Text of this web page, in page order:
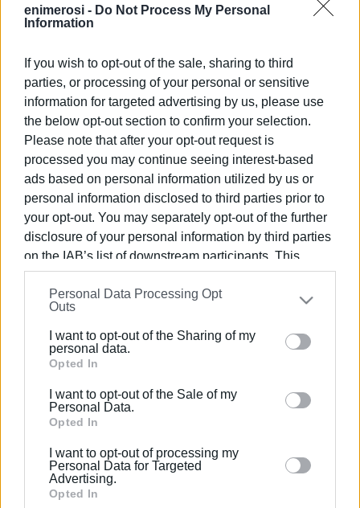
enimerosi - Do Not Process My Personal
Information
If you wish to opt-out of the sale, sharing to third
parties, or processing of your personal or sensitive
information for targeted advertising by us, please use
the below opt-out section to confirm your selection.
Please note that after your opt-out request is
processed you may continue seeing interest-based
ads based on personal information utilized by us or
personal information disclosed to third parties prior to
your opt-out. You may separately opt-out of the further
disclosure of your personal information by third parties
on the IAB’s list of downstream participants. This
information may also be disclosed by us to third parties
on theIAB’s List of Downstream Participants
that may
further disclose it to other third parties.
Please note that this website/app uses one or more
Google services and may gather and store information
behaviour. You may click to grant or deny consent to
Google and its third-party tags to use your data for
section.
Personal Data Processing Opt
Outs
I want to opt-out of the Sharing of my
personal data.
Opted In
I want to opt-out of the Sale of my
Personal Data.
Opted In
I want to opt-out of processing my
Personal Data for Targeted
Advertising.
Opted In
30 ΜΑΡΤΊΟΥ 2024/15:14
Ο ιστορικός Βλάσης Αγτζίδης
συνομιλεί με τον Κώστα Βέργο για τον
Εθνικό Διχασμό και την Μικρασιατική
Καταστροφή
21 ΦΕΒΡΟΥΑΡΊΟΥ 2024 / 13:26
Αναγνωστική Εταιρία: Εξέδωσε
επετειακό λεύκωμα για τους
Μικρασιάτες πρόσφυγες στην
Μικρασιατική καταστροφή: Μαύρη
σελίδα στην παγκόσμια ιστορία που
14 ΣΕΠΤΕΜΒΡΊΟΥ 2023 12:14